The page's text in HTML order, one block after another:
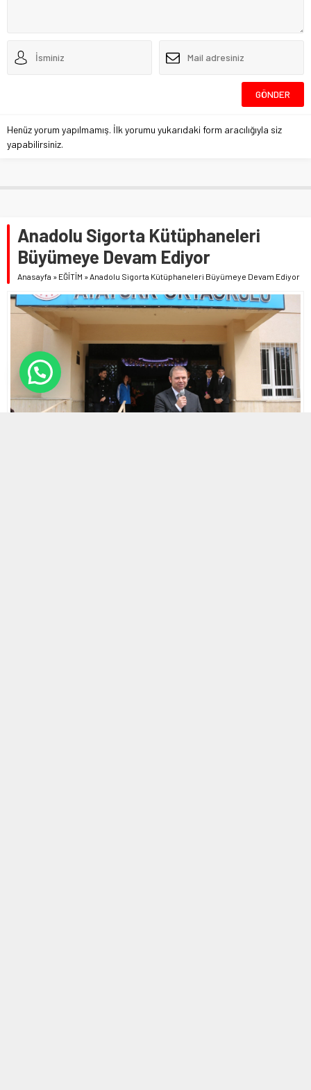
Henüz yorum yapılmamış. İlk yorumu yukarıdaki form aracılığıyla siz
yapabilirsiniz.
Anadolu Sigorta Kütüphaneleri
Büyümeye Devam Ediyor
Anasayfa » EĞİTİM » Anadolu Sigorta Kütüphaneleri Büyümeye Devam Ediyor